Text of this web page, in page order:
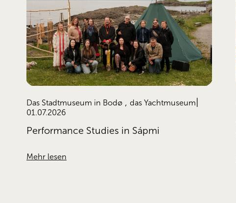
Das Stadtmuseum in Bodø , das Yachtmuseum
01.07.2026
Performance Studies in Sápmi
Mehr lesen